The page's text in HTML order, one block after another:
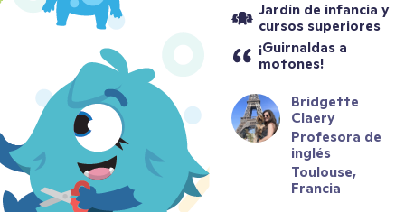
Jardín de infancia y
cursos superiores
¡Guirnaldas a
motones!
Bridgette
Claery
Profesora de
inglés
Toulouse,
Francia